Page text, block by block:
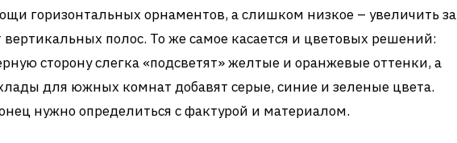
горизонтальных орнаментов, а слишком низкое – увеличить за
вертикальных полос. То же самое касается и цветовых решений:
сторону слегка «подсветят» желтые и оранжевые оттенки, а
для южных комнат добавят серые, синие и зеленые цвета.
нужно определиться с фактурой и материалом.